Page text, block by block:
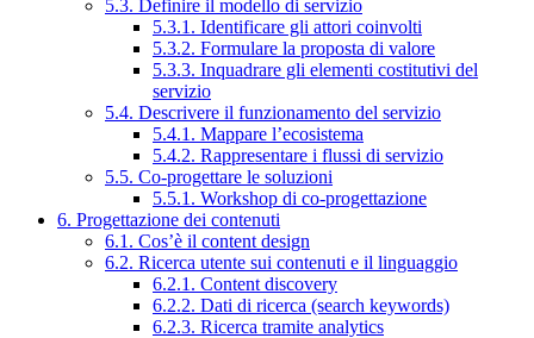
5.3. Definire il modello di servizio
5.3.1. Identificare gli attori coinvolti
5.3.2. Formulare la proposta di valore
5.3.3. Inquadrare gli elementi costitutivi del
servizio
5.4. Descrivere il funzionamento del servizio
5.4.1. Mappare l’ecosistema
5.4.2. Rappresentare i flussi di servizio
5.5. Co-progettare le soluzioni
5.5.1. Workshop di co-progettazione
6. Progettazione dei contenuti
6.1. Cos’è il content design
6.2. Ricerca utente sui contenuti e il linguaggio
6.2.1. Content discovery
6.2.2. Dati di ricerca (search keywords)
6.2.3. Ricerca tramite analytics